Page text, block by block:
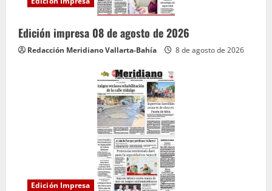
Edición impresa 08 de agosto de 2026
Redacción Meridiano Vallarta-Bahía 8 de agosto de 2026
Edición Impresa